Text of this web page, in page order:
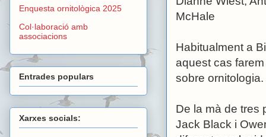
McHale
Habitualment a
aquest cas
sobre ornitologia.
De la mà de tres
Jack Black i
Enquesta ornitològica 2025
Col·laboració amb
associacions
Entrades populars
Xarxes socials: